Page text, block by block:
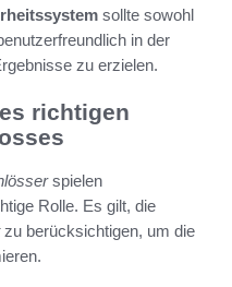
sollte sowohl
in der
zu erzielen.
richtigen
spielen
Rolle. Es gilt, die
zu berücksichtigen, um die